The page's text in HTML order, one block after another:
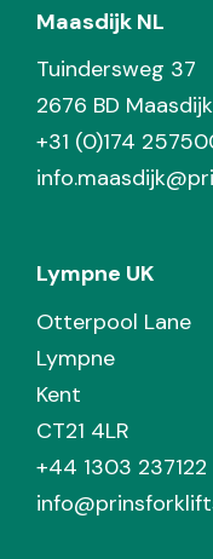
Maasdijk NL
Tuindersweg 37
2676 BD Maasdijk
+31 (0)174
Lympne UK
Otterpool Lane
Lympne
Kent
CT21 4LR
+44 1303 237122